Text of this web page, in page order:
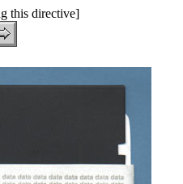
this directive]